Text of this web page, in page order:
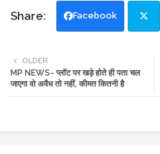
Facebook
tte
OLDER
MP NEWS- प्लॉट पर खड़े होते ही पता चल
जाएगा वो अवैध तो नहीं, कीमत कितनी है